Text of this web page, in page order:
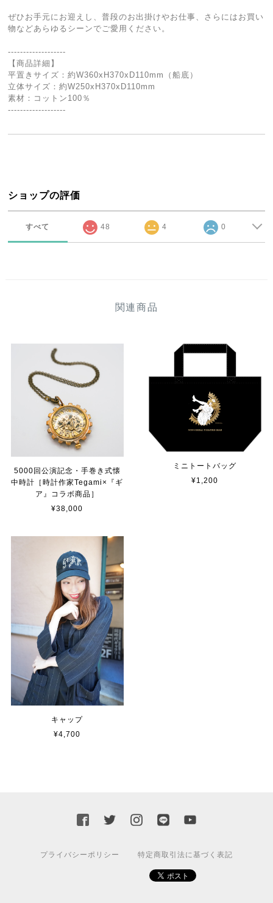
ぜひお手元にお迎えし、普段のお出掛けやお仕事、さらにはお買い
物などあらゆるシーンでご愛用ください。
-------------------
【商品詳細】
平置きサイズ：約W360xH370xD110mm（船底）
立体サイズ：約W250xH370xD110mm
素材：コットン100％
-------------------
ショップの評価
すべて 48 4 0
関連商品
5000回公演記念・手巻き式懐
中時計［時計作家Tegami×『ギ
ア』コラボ商品］
¥38,000
ミニトートバッグ
¥1,200
キャップ
¥4,700
プライバシーポリシー 特定商取引法に基づく表記